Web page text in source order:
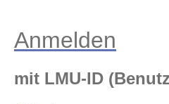
Anmelden
mit LMU-ID